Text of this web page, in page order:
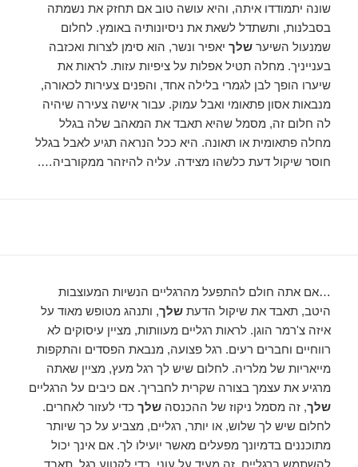
שונה יתמודדו איתה, והיא עושה טוב אם תחזק את נשמתה
בסבלנות, ותשתדל לשאת את ניסיונותיה באומץ. לחלום
שמנעול השיערשלך יאפיר ונשר, הוא סימן לצרות ואכזבה
בענייניך. מחלה תטיל אפלות על ציפיות עזות. לראות את
שיערו הופך לבן לגמרי בלילה אחד, והפנים צעירות לכאורה,
מנבאות אסון פתאומי ואבל עמוק. עבור אישה צעירה שיהיה
לה חלום זה, מסמל שהיא תאבד את המאהב שלה בגלל
מחלה פתאומית או תאונה. היא ככל הנראה תגיע לאבל בגלל
חוסר שיקול דעת כלשהו מצידה. עליה להיזהר ממקורביה….
…אם אתה חולם להתפעל מהרגליים הנשיות המעוצבות
היטב, תאבד את שיקול הדעתשלך, ותנהג מטופש מאוד על
איזה צ'רמר הוגן. לראות רגליים מעוותות, מציין עיסוקים לא
רווחיים וחברים רעים. רגל פצועה, מנבאת הפסדים והתקפות
מייאריות של מלריה. לחלום שיש לך רגל מעץ, מציין שאתה
מרגיע את עצמך בצורה שקרית לחבריך. אם כיבים על הרגליים
שלך, זה מסמל ניקוז של ההכנסהשלך כדי לעזור לאחרים.
לחלום שיש לך שלוש, או יותר, רגליים, מצביע על כך שיותר
מתוכננים בדמיונך מפעלים מאשר יועילו לך. אם אינך יכול